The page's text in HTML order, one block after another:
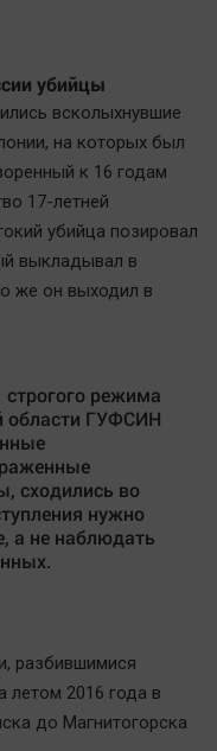
убийцы
всколыхнувшие
на которых был
к 16 годам
17-летней
убийца позировал
выкладывал в
же он выходил в
режима
области ГУФСИН
сходились во
нужно
а не наблюдать
разбившимися
летом 2016 года в
до Магнитогорска